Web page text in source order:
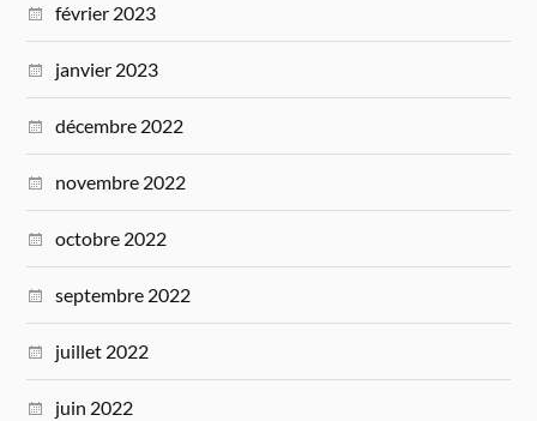
février 2023
janvier 2023
décembre 2022
novembre 2022
octobre 2022
septembre 2022
juillet 2022
juin 2022